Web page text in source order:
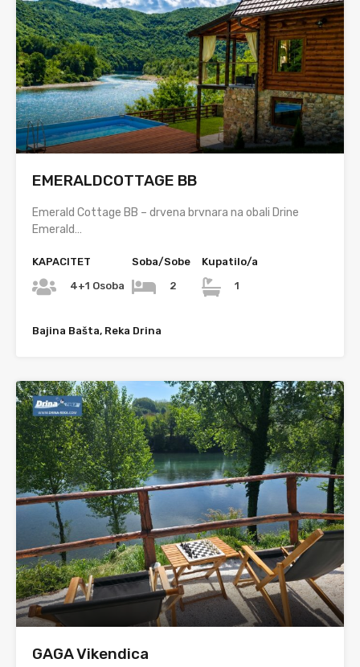
EMERALDCOTTAGE BB
Emerald Cottage BB – drvena brvnara na obali Drine
Emerald…
KAPACITET
4+1 Osoba
Soba/Sobe
2
Kupatilo/a
1
Bajina Bašta, Reka Drina
GAGA Vikendica